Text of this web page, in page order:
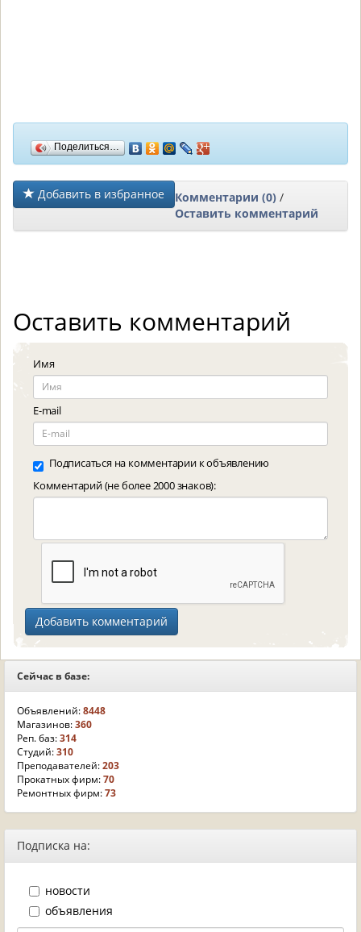
Поделиться…
Добавить в избранное Комментарии (0) /
Оставить комментарий
Оставить комментарий
Имя
E-mail
Подписаться на комментарии к объявлению
Комментарий (не более 2000 знаков):
Сейчас в базе:
Объявлений:8448
Магазинов:360
Реп. баз:314
Студий:310
Преподавателей:203
Прокатных фирм:70
Ремонтных фирм:73
Подписка на:
новости
объявления